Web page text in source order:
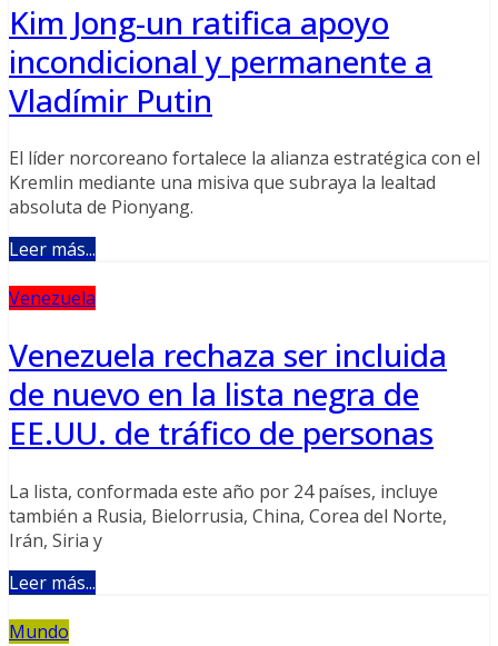
Kim Jong-un ratifica apoyo
incondicional y permanente a
Vladímir Putin
El líder norcoreano fortalece la alianza estratégica con el
Kremlin mediante una misiva que subraya la lealtad
absoluta de Pionyang.
Leer más...
Venezuela
Venezuela rechaza ser incluida
de nuevo en la lista negra de
EE.UU. de tráfico de personas
La lista, conformada este año por 24 países, incluye
también a Rusia, Bielorrusia, China, Corea del Norte,
Irán, Siria y
Leer más...
Mundo